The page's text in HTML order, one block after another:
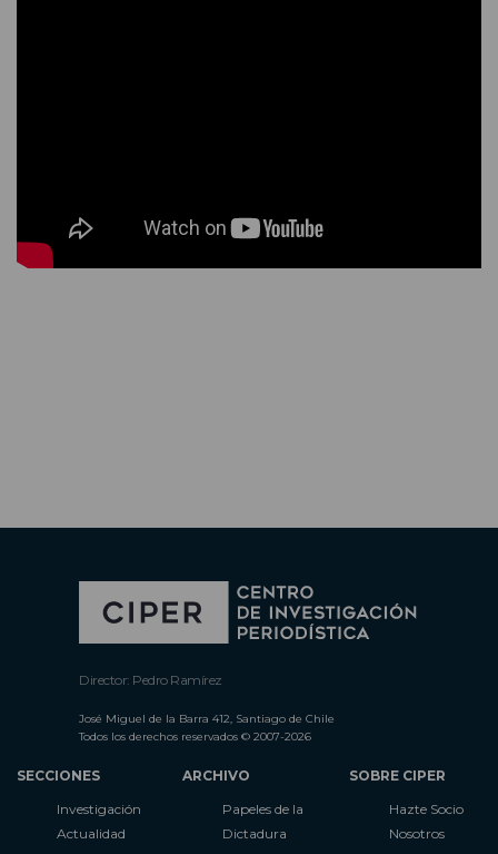
Director: Pedro Ramírez
José Miguel de la Barra 412, Santiago de Chile
Todos los derechos reservados © 2007-2026
SECCIONES
Investigación
Actualidad
ARCHIVO
Papeles de la
Dictadura
SOBRE CIPER
Hazte Socio
Nosotros